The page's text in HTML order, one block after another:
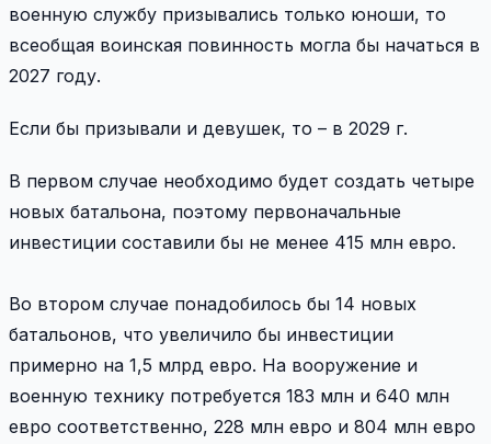
военную службу призывались только юноши, то
всеобщая воинская повинность могла бы начаться в
2027 году.
Если бы призывали и девушек, то – в 2029 г.
В первом случае необходимо будет создать четыре
новых батальона, поэтому первоначальные
инвестиции составили бы не менее 415 млн евро.
Во втором случае понадобилось бы 14 новых
батальонов, что увеличило бы инвестиции
примерно на 1,5 млрд евро. На вооружение и
военную технику потребуется 183 млн и 640 млн
евро соответственно, 228 млн евро и 804 млн евро